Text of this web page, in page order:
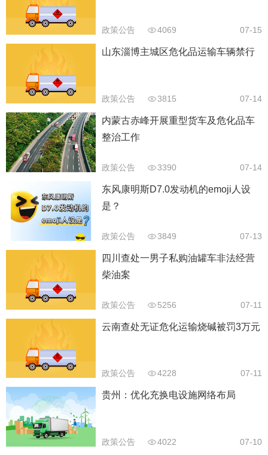
政策公告 4069 07-15
山东淄博主城区危化品运输车辆禁行
政策公告 3815 07-14
内蒙古赤峰开展重型货车及危化品车
整治工作
政策公告 3390 07-14
东风康明斯D7.0发动机的emoji人设
是？
政策公告 3849 07-13
四川查处一男子私购油罐车非法经营
柴油案
政策公告 5256 07-11
云南查处无证危化运输烧碱被罚3万元
政策公告 4228 07-11
贵州：优化充换电设施网络布局
政策公告 4022 07-10